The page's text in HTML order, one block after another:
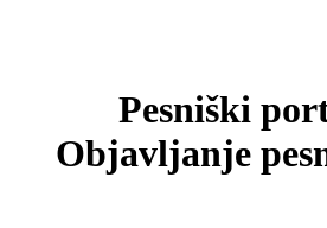
Pesniški
Objavljanje